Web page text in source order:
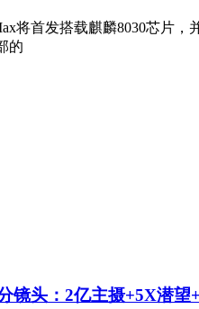
将首发搭载麒麟8030芯片
的
镜头：2亿主摄+5X潜望